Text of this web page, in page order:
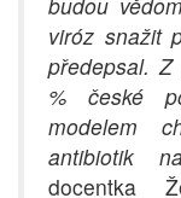
viróz snažit
předepsal.
% české
modelem
antibiotik
docentka